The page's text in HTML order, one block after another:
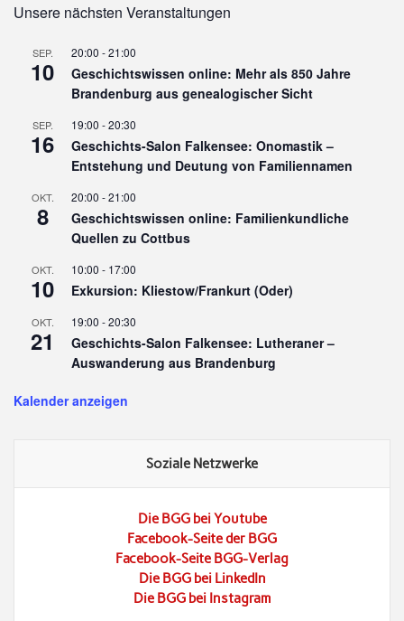
Unsere nächsten Veranstaltungen
SEP.
10
20:00 -21:00
Geschichtswissen online: Mehr als 850 Jahre
Brandenburg aus genealogischer Sicht
SEP.
16
19:00 -20:30
Geschichts-Salon Falkensee: Onomastik –
Entstehung und Deutung von Familiennamen
OKT.
8
20:00 -21:00
Geschichtswissen online: Familienkundliche
Quellen zu Cottbus
OKT.
10
10:00 - 17:00
Exkursion: Kliestow/Frankurt (Oder)
OKT.
21
19:00 -20:30
Geschichts-Salon Falkensee: Lutheraner –
Auswanderung aus Brandenburg
Kalender anzeigen
Soziale Netzwerke
Die BGG bei Youtube
Facebook-Seite der BGG
Facebook-Seite BGG-Verlag
Die BGG bei LinkedIn
Die BGG bei Instagram